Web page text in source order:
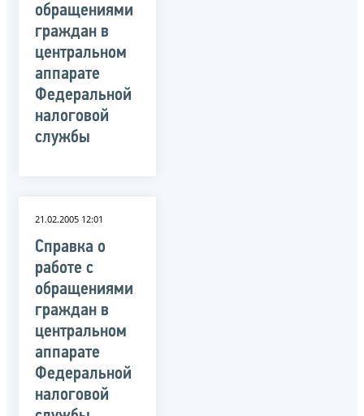
обращениями
граждан в
центральном
аппарате
Федеральной
налоговой
службы
21.02.2005 12:01
Справка о
работе с
обращениями
граждан в
центральном
аппарате
Федеральной
налоговой